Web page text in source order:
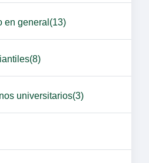
en general(13)
universitarios(3)